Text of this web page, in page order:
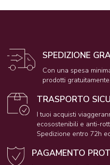
SPEDIZIONE
Con una spesa
prodotti gratuitamente.
TRASPORTO
I tuoi acquisti
ecosostenibili e anti-
Spedizione entro 72h
PAGAMENTO